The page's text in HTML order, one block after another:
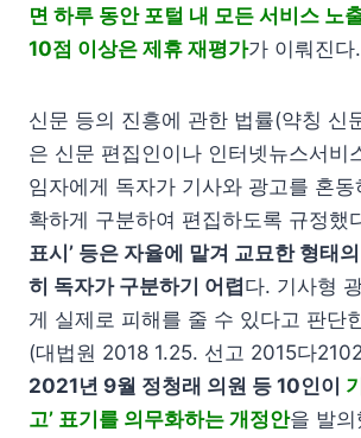
면 하루 동안 포털 내 모든 서비스 노
10점 이상은 제휴 재평가가 이뤄진다.
신문 등의 진흥에 관한 법률(약칭 신
은 신문 편집인이나 인터넷뉴스서비
임자에게 독자가 기사와 광고를 혼동
확하게 구분하여 편집하도록 규정했
표시’ 등은 자율에 맡겨 교묘한 형태
히 독자가 구분하기 어렵다. 기사형
게 실제로 피해를 줄 수 있다고 판단
(대법원 2018 1.25. 선고 2015다
2021년 9월 정청래 의원 등 10인이
고’ 표기를 의무화하는 개정안을 발의